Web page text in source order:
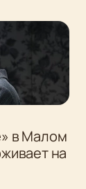
в Малом
на